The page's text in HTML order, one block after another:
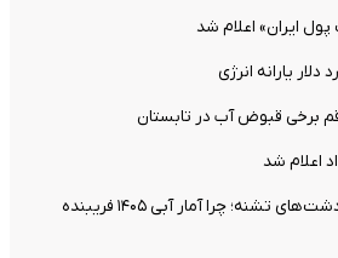
ایران» اعلام شد
برخی قبوض آب در تابستان
پارادوکس سدهای پر و دشت‌های تشنه؛ چرا آمار آبی ۱۴۰۵ فریبنده